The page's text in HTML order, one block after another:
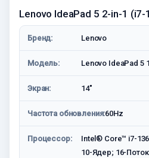
Lenovo IdeaPad 5 2-in-1
Бренд: Lenovo
Модель: Lenovo IdeaPad 5
Экран: 14"
Частота обновления:60Hz
Процессор:
Intel® Core™ i7-
10-Ядeр; 16-